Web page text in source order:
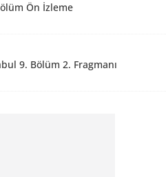
Ön İzleme
9. Bölüm 2. Fragmanı